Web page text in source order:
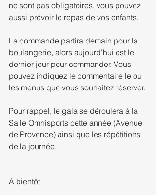
ne sont pas obligatoires, vous pouvez
aussi prévoir le repas de vos enfants.
La commande partira demain pour la
boulangerie, alors aujourd'hui est le
dernier jour pour commander. Vous
pouvez indiquez le commentaire le ou
les menus que vous souhaitez réserver.
Pour rappel, le gala se déroulera à la
Salle Omnisports cette année (Avenue
de Provence) ainsi que les répétitions
de la journée.
A bientôt